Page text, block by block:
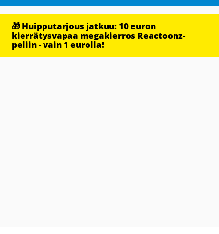
🎁 Huipputarjous jatkuu: 10 euron
kierrätysvapaa megakierros Reactoonz-
peliin - vain 1 eurolla!